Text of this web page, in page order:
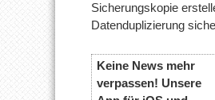
Sicherungskopie
Datenduplizierung
Keine News mehr
verpassen! Unsere